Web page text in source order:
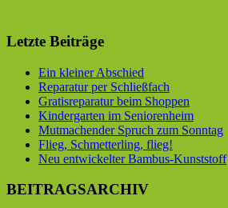
Letzte Beiträge
Ein kleiner Abschied
Reparatur per Schließfach
Gratisreparatur beim Shoppen
Kindergarten im Seniorenheim
Mutmachender Spruch zum Sonntag
Flieg, Schmetterling, flieg!
Neu entwickelter Bambus-Kunststoff
BEITRAGSARCHIV